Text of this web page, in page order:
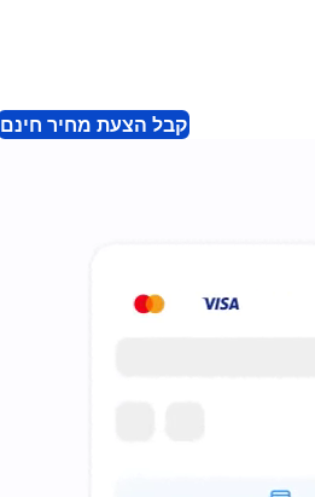
קבל הצעת מחיר חינם